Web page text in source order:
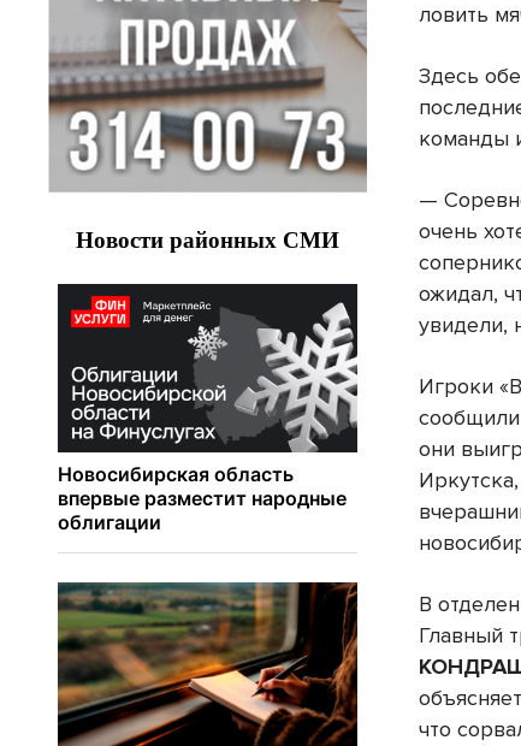
ловить
Здесь
команды
—
очень
ожидал,
увидели,
Игроки
они
В
Главный
что